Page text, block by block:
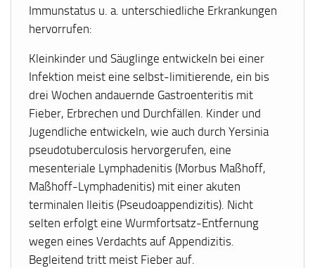
Immunstatus u. a. unterschiedliche Erkrankungen
hervorrufen:
Kleinkinder und Säuglinge entwickeln bei einer
Infektion meist eine selbst-limitierende, ein bis
drei Wochen andauernde Gastroenteritis mit
Fieber, Erbrechen und Durchfällen. Kinder und
Jugendliche entwickeln, wie auch durch Yersinia
pseudotuberculosis hervorgerufen, eine
mesenteriale Lymphadenitis (Morbus Maßhoff,
Maßhoff-Lymphadenitis) mit einer akuten
terminalen Ileitis (Pseudoappendizitis). Nicht
selten erfolgt eine Wurmfortsatz-Entfernung
wegen eines Verdachts auf Appendizitis.
Begleitend tritt meist Fieber auf.